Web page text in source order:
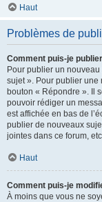
Haut
Problèmes de
Comment puis-je
Pour publier un
sujet ». Pour publier une
bouton « Répondre ». Il
pouvoir rédiger un
est affichée en bas de
publier de nouveaux
jointes dans ce forum,
Haut
Comment puis-je
À moins que vous ne